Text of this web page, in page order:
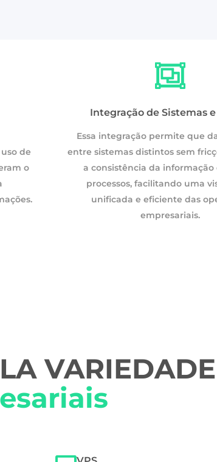
de
o
Integração de Sistemas
Essa integração permite que
entre sistemas distintos sem
a consistência da informação
processos, facilitando uma
unificada e eficiente das
empresariais.
melhora
VARIEDADE